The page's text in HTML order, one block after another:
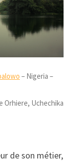
– Nigeria –
Orhiere, Uchechika
de son métier,